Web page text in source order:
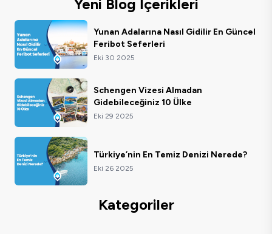
Yeni Blog İçerikleri
Yunan Adalarına Nasıl Gidilir En Güncel
Feribot Seferleri
Eki 30 2025
Schengen Vizesi Almadan
Gidebileceğiniz 10 Ülke
Eki 29 2025
Türkiye’nin En Temiz Denizi Nerede?
Eki 26 2025
Kategoriler